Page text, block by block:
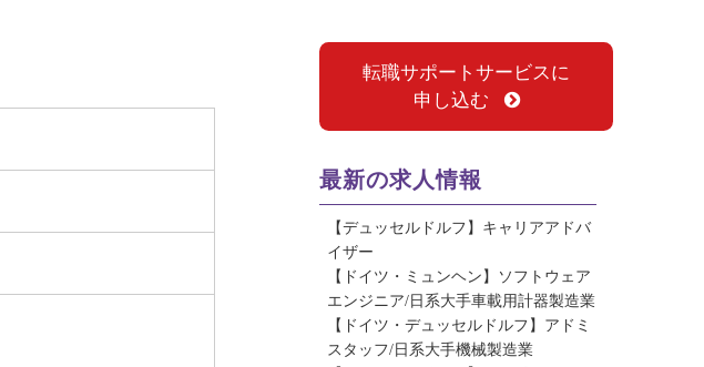
転職サポートサービスに
申し込む
最新の求人情報
【デュッセルドルフ】キャリアアドバ
イザー
【ドイツ・ミュンヘン】ソフトウェア
エンジニア/日系大手車載用計器製造業
【ドイツ・デュッセルドルフ】アドミ
スタッフ/日系大手機械製造業